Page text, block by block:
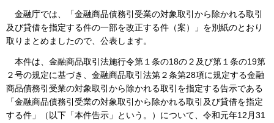
金融庁では、「金融商品債務引受業の対象取引から除かれる取引
及び貸借を指定する件の一部を改正する件（案）」を別紙のとおり
取りまとめましたので、公表します。
本件は、金融商品取引法施行令第１条の18の２及び第１条の19第
２号の規定に基づき、金融商品取引法第２条第28項に規定する金融
商品債務引受業の対象取引から除かれる取引を指定する告示である
「金融商品債務引受業の対象取引から除かれる取引及び貸借を指定
する件」（以下「本件告示」という。）について、令和元年12月31